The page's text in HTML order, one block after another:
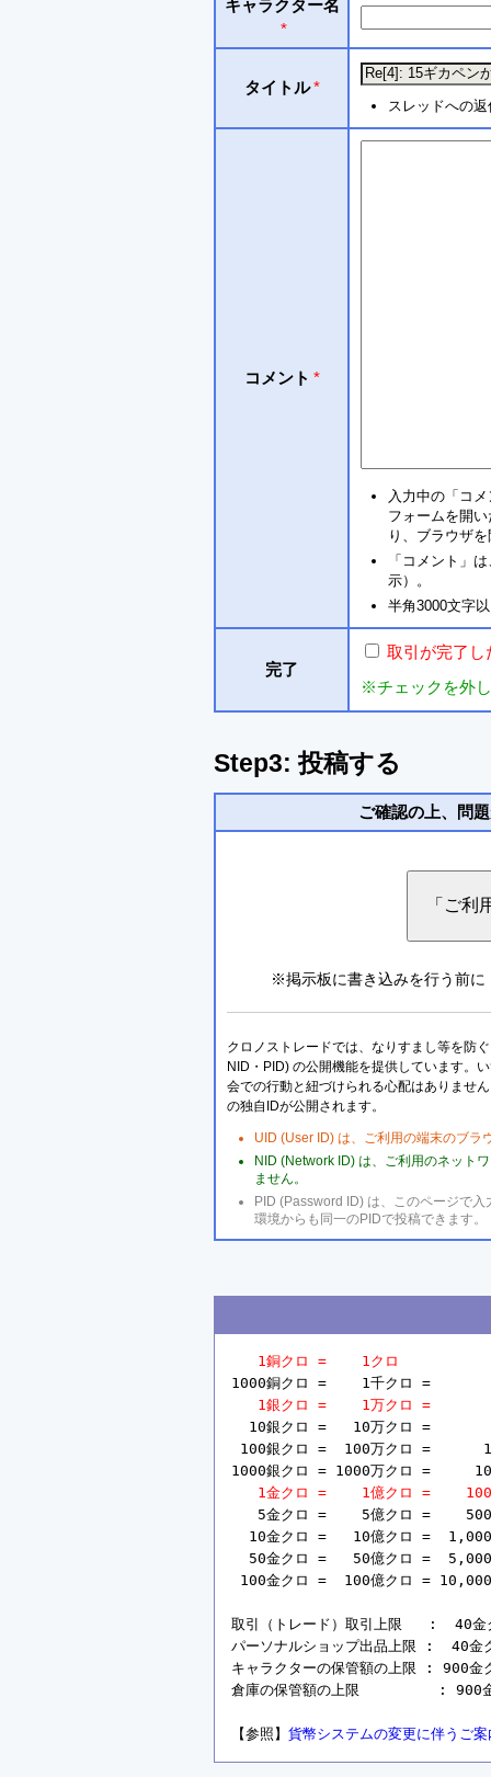
キャラクター名
*
タイトル *
スレッドへの
コメント *
入力中の「コ
フォームを開
り、ブラウザ
「コメント」
示）。
半角3000文字
完了
取引が完了し
※チェックを外
Step3: 投稿する
ご確認の上、問
※掲示板に書き込みを行う前に
クロノストレードでは、なりすまし等を防
NID・PID) の公開機能を提供しています。
会での行動と紐づけられる心配はありませ
の独自IDが公開されます。
UID (User ID) は、ご利用の端末のブ
NID (Network ID) は、ご利用のネット
ません。
PID (Password ID) は、このページで
環境からも同一のPIDで投稿できます。
1銅クロ =    1クロ
1000銅クロ =    1千クロ =
1銀クロ =    1万クロ =
10銀クロ =   10万クロ =
100銀クロ =  100万クロ =
1000銀クロ = 1000万クロ =
1金クロ =    1億クロ =
5金クロ =    5億クロ =
10金クロ =   10億クロ =
50金クロ =   50億クロ =
100金クロ =  100億クロ =
取引（トレード）取引上限   :  40
パーソナルショップ出品上限 :
キャラクターの保管額の上限 : 900
倉庫の保管額の上限         : 900
【参照】 貨幣システムの変更に伴うご案